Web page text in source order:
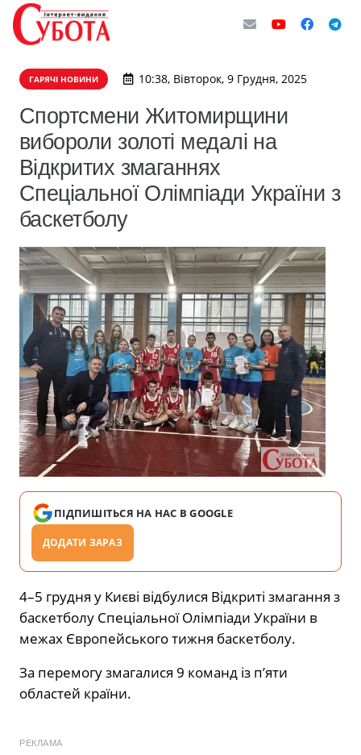
ГАРЯЧІ НОВИНИ 10:38, Вівторок, 9 Грудня, 2025
Спортсмени Житомирщини
вибороли золоті медалі на
Відкритих змаганнях
Спеціальної Олімпіади України з
баскетболу
ПІДПИШІТЬСЯ НА НАС В GOOGLE
ДОДАТИ ЗАРАЗ
4–5 грудня у Києві відбулися Відкриті змагання з
баскетболу Спеціальної Олімпіади України в
межах Європейського тижня баскетболу.
За перемогу змагалися 9 команд із п’яти
областей країни.
РЕКЛАМА